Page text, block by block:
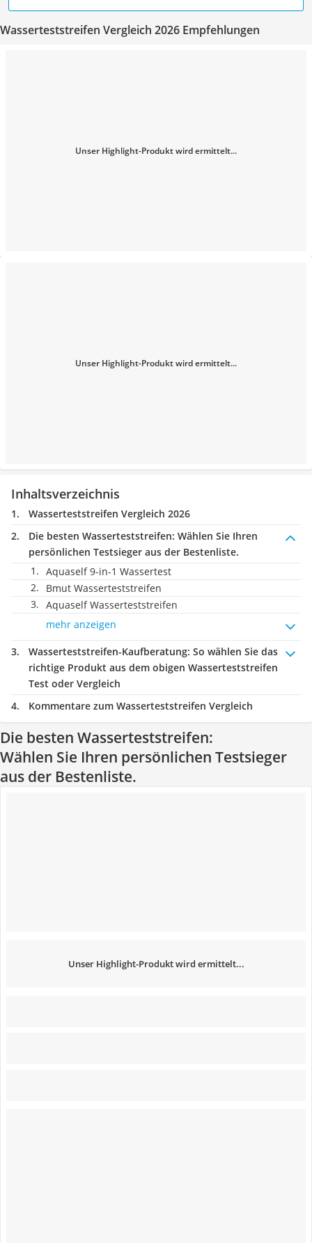
Wasserteststreifen Vergleich 2026 Empfehlungen
Unser Highlight-Produkt wird ermittelt...
Unser Highlight-Produkt wird ermittelt...
Inhaltsverzeichnis
Wasserteststreifen Vergleich 2026
Die besten Wasserteststreifen: Wählen Sie Ihren
persönlichen Testsieger aus der Bestenliste.
Aquaself 9-in-1 Wassertest
Bmut Wasserteststreifen
Aquaself Wasserteststreifen
mehr anzeigen
Wasserteststreifen-Kaufberatung: So wählen Sie das
richtige Produkt aus dem obigen Wasserteststreifen
Test oder Vergleich
Kommentare zum Wasserteststreifen Vergleich
Die besten Wasserteststreifen:
Wählen Sie Ihren persönlichen Testsieger
aus der Bestenliste.
Unser Highlight-Produkt wird ermittelt...